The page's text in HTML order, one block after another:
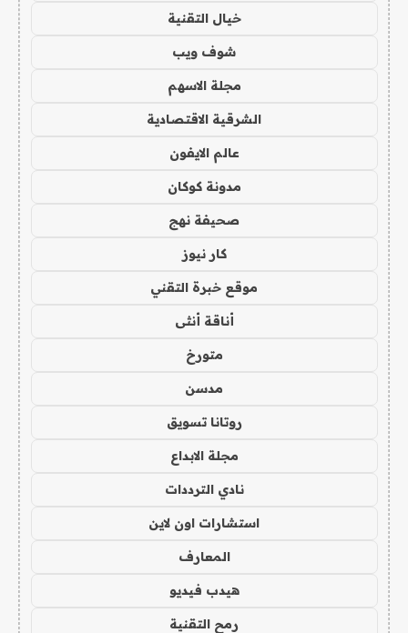
خيال التقنية
شوف ويب
مجلة الاسهم
الشرقية الاقتصادية
عالم الايفون
مدونة كوكان
صحيفة نهج
كار نيوز
موقع خبرة التقني
أناقة أنثى
متورخ
مدسن
روتانا تسويق
مجلة الابداع
نادي الترددات
استشارات اون لاين
المعارف
هيدب فيديو
رمح التقنية